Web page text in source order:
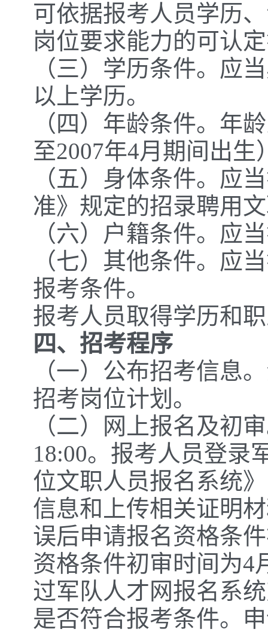
可依据报考人员学历
岗位要求能力的可认
（三）学历条件。应
以上学历。
（四）年龄条件。年
至2007年4月期间出生
（五）身体条件。应
准》规定的招录聘用
（六）户籍条件。应
（七）其他条件。应
报考条件。
报考人员取得学历和
四、招考程序
（一）公布招考信息
招考岗位计划。
（二）网上报名及初
18:00。报考人员登录
位文职人员报名系统
信息和上传相关证明
误后申请报名资格条
资格条件初审时间为4
过军队人才网报名系
是否符合报考条件。